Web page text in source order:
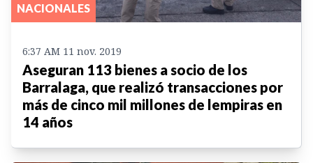
NACIONALES
6:37 AM 11 nov. 2019
Aseguran 113 bienes a socio de los
Barralaga, que realizó transacciones por
más de cinco mil millones de lempiras en
14 años